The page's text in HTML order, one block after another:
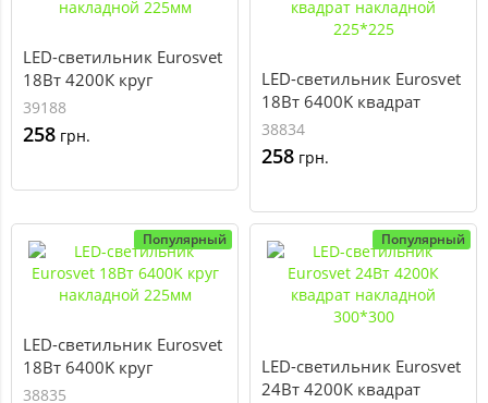
LED-светильник Eurosvet
18Вт 4200К круг
накладной 225мм
39188
258 грн.
LED-светильник Eurosvet
18Вт 6400K квадрат
накладной 225*225
38834
258 грн.
Популярный
LED-светильник Eurosvet
18Вт 6400K круг
накладной 225мм
38835
Популярный
LED-светильник Eurosvet
24Вт 4200К квадрат